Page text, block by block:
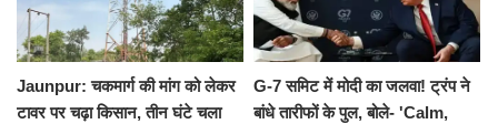
Jaunpur: चकमार्ग की मांग को लेकर
टावर पर चढ़ा किसान, तीन घंटे चला
G-7 समिट में मोदी का जलवा! ट्रंप ने
बांधे तारीफों के पुल, बोले- 'Calm,